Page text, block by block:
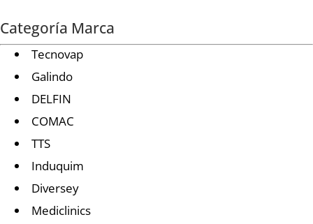
Categoría Marca
Tecnovap
Galindo
DELFIN
COMAC
TTS
Induquim
Diversey
Mediclinics